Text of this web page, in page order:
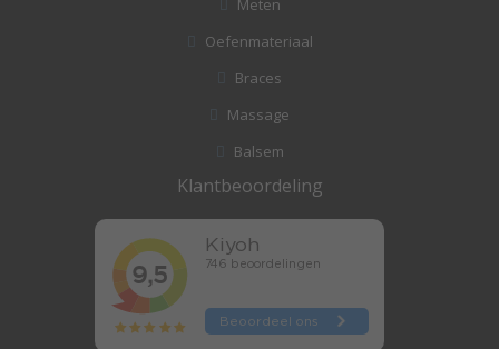
Oefenmateriaal
Braces
Massage
Balsem
Klantbeoordeling